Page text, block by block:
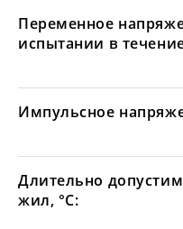
Переменное
испытании в
Импульсное
Длительно
жил, °С: